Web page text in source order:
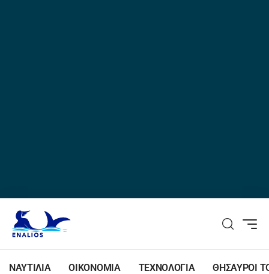
ΝΑΥΤΙΛΙΑ ΟΙΚΟΝΟΜΙΑ ΤΕΧΝΟΛΟΓΙΑ ΘΗΣΑΥΡΟΙ